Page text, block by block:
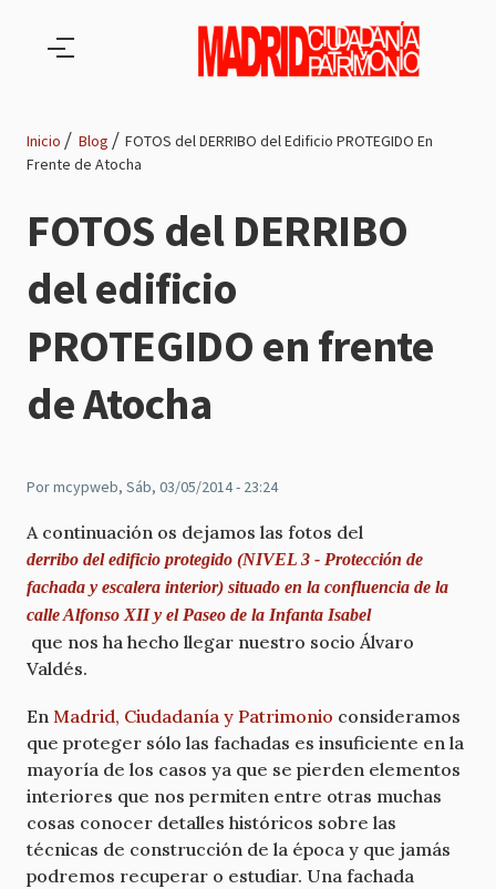
de
navegación
Inicio Blog
FOTOS del DERRIBO del Edificio PROTEGIDO En
Frente de Atocha
FOTOS del DERRIBO
del edificio
PROTEGIDO en frente
de Atocha
Pormcypweb, Sáb, 03/05/2014 - 23:24
A continuación os dejamos las fotos del
derribo del edificio protegido (NIVEL 3 - Protección de
fachada y escalera interior) situado en la confluencia de la
calle Alfonso XII y el Paseo de la Infanta Isabel
que nos ha hecho llegar nuestro socio Álvaro
Valdés.
En Madrid, Ciudadanía y Patrimonio consideramos
que proteger sólo las fachadas es insuficiente en la
mayoría de los casos ya que se pierden elementos
interiores que nos permiten entre otras muchas
cosas conocer detalles históricos sobre las
técnicas de construcción de la época y que jamás
podremos recuperar o estudiar. Una fachada